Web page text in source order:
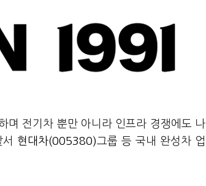
며 전기차 뿐만 아니라 인프라 경쟁에도 나
현대차(005380)그룹 등 국내 완성차 업